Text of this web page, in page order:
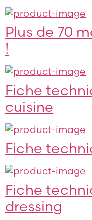
Plus de 70
!
Fiche
cuisine
Fiche
Fiche
dressing